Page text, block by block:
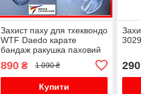
Захист паху для тхеквондо
WTF Daedo карате
бандаж ракушка паховий
мистецтв боротьби
890₴ 1 090 ₴
Купити
290